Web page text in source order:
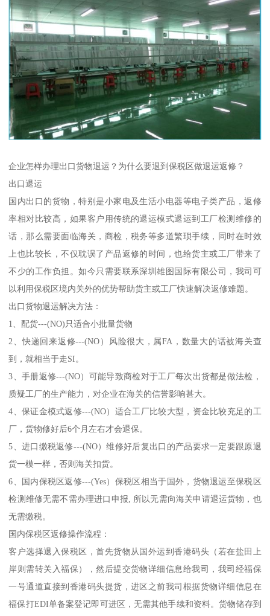
企业怎样办理出口货物退运？为什么要退到保税区做退运返修？
出口退运
国内出口的货物，特别是小家电及生活小电器等电子类产品，返修
率相对比较高，如果客户用传统的退运模式退运到工厂检测维修的
话，那么需要面临海关，商检，税务等多道繁琐手续，同时在时效
上也比较长，不仅耽误了产品返修的时间，也给货主或工厂带来了
不少的工作负担。如今只需要联系深圳雄图国际有限公司，我司可
以利用保税区境内关外的优势帮助货主或工厂快速解决返修难题。
出口货物退运解决方法：
1、配货---(NO)只适合小批量货物
2、快递回来返修---(NO）风险很大，属FA，数量大的话被海关查
到，就相当于走SI。
3、手册返修---(NO）可能导致商检对于工厂每次出货都是做法检，
质疑工厂的生产能力，对企业在海关的信誉影响甚大。
4、保证金模式返修---(NO）适合工厂比较大型，资金比较充足的工
厂，货物修好后6个月左右才会退保。
5、进口缴税返修---(NO）维修好后复出口的产品要求一定要跟原退
货一模一样，否则海关扣货。
6、国内保税区返修---(Yes）保税区相当于国外，货物退运至保税区
检测维修无需不需办理进口申报, 所以无需向海关申请退运货物，也
无需缴税。
国内保税区返修操作流程：
客户选择退入保税区，首先货物从国外运到香港码头（若在盐田上
岸则需转关入福保），然后提交货物详细信息给我司，我司经福保
一号通道直接到香港码头提货，进区之前我司根据货物详细信息在
福保打EDI单备案登记即可进区，无需其他手续和资料。货物储存到